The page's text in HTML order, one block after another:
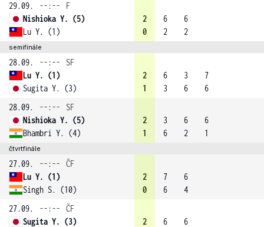
29.09.
--:--
F
Nishioka Y. (5)
Lu Y. (1)
2
0
6
2
6
2
semifinále
28.09. --:--
SF
Lu Y. (1)
Sugita Y. (3)
2
1
6
3
3
6
7
6
28.09.
--:--
SF
Nishioka Y. (5)
Bhambri Y. (4)
2
1
3
6
6
2
6
1
čtvrtfinále
27.09. --:--
ČF
Lu Y. (1)
Singh S. (10)
2
0
7
6
6
4
27.09.
--:--
ČF
Sugita Y. (3)
2 6 6